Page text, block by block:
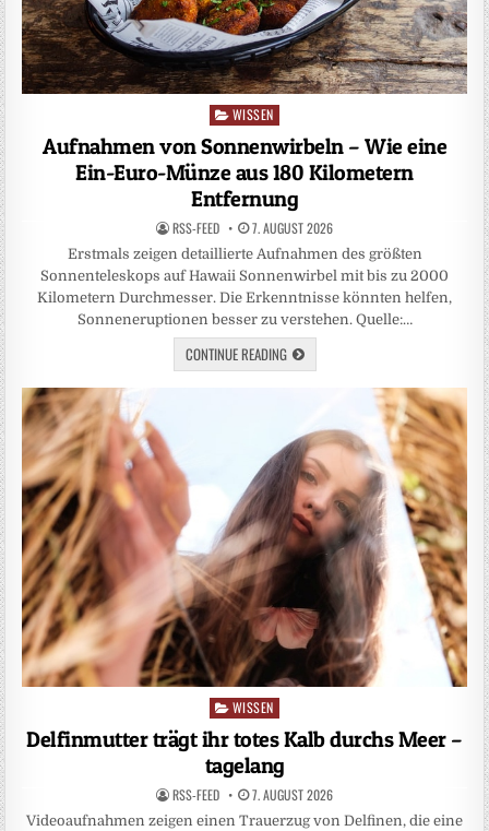
Posted
in
WISSEN
Aufnahmen von Sonnenwirbeln – Wie eine
Ein-Euro-Münze aus 180 Kilometern
Entfernung
RSS-FEED 7. AUGUST 2026
Erstmals zeigen detaillierte Aufnahmen des größten
Sonnenteleskops auf Hawaii Sonnenwirbel mit bis zu 2000
Kilometern Durchmesser. Die Erkenntnisse könnten helfen,
Sonneneruptionen besser zu verstehen. Quelle:…
CONTINUE READING
Posted
in
WISSEN
Delfinmutter trägt ihr totes Kalb durchs Meer –
tagelang
RSS-FEED 7. AUGUST 2026
Videoaufnahmen zeigen einen Trauerzug von Delfinen, die eine